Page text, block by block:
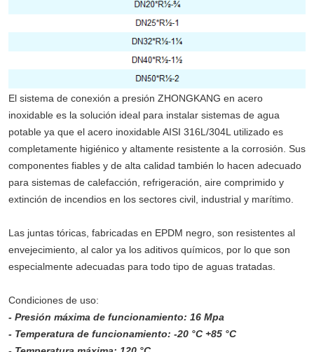
El sistema de conexión a presión ZHONGKANG en acero
inoxidable es la solución ideal para instalar sistemas de agua
potable ya que el acero inoxidable AISI 316L/304L utilizado es
completamente higiénico y altamente resistente a la corrosión. Sus
componentes fiables y de alta calidad también lo hacen adecuado
para sistemas de calefacción, refrigeración, aire comprimido y
extinción de incendios en los sectores civil, industrial y marítimo.
Las juntas tóricas, fabricadas en EPDM negro, son resistentes al
envejecimiento, al calor ya los aditivos químicos, por lo que son
especialmente adecuadas para todo tipo de aguas tratadas.
Condiciones de uso:
- Presión máxima de funcionamiento: 16 Mpa
- Temperatura de funcionamiento: -20 °C +85 °C